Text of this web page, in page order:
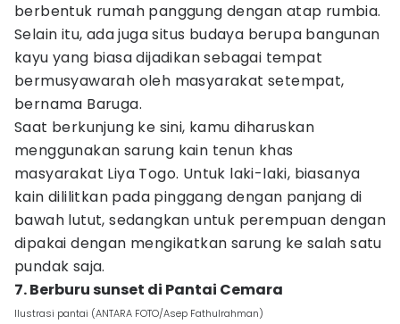
berbentuk rumah panggung dengan atap rumbia.
Selain itu, ada juga situs budaya berupa bangunan
kayu yang biasa dijadikan sebagai tempat
bermusyawarah oleh masyarakat setempat,
bernama Baruga.
Saat berkunjung ke sini, kamu diharuskan
menggunakan sarung kain tenun khas
masyarakat Liya Togo. Untuk laki-laki, biasanya
kain dililitkan pada pinggang dengan panjang di
bawah lutut, sedangkan untuk perempuan dengan
dipakai dengan mengikatkan sarung ke salah satu
pundak saja.
7. Berburu sunset di Pantai Cemara
Ilustrasi pantai (ANTARA FOTO/Asep Fathulrahman)